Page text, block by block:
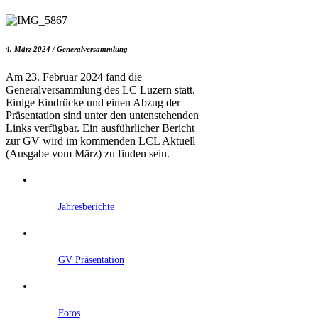
4. März 2024 / Generalversammlung
Am 23. Februar 2024 fand die
Generalversammlung des LC Luzern statt.
Einige Eindrücke und einen Abzug der
Präsentation sind unter den untenstehenden
Links verfügbar. Ein ausführlicher Bericht
zur GV wird im kommenden LCL Aktuell
(Ausgabe vom März) zu finden sein.
Jahresberichte
GV Präsentation
Fotos